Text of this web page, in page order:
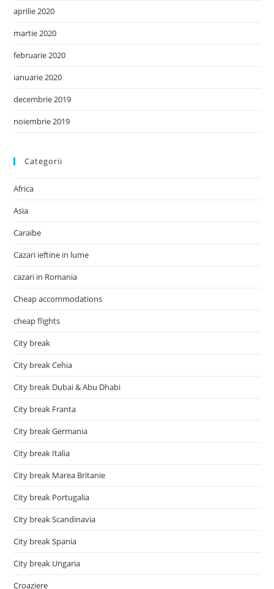
aprilie 2020
martie 2020
februarie 2020
ianuarie 2020
decembrie 2019
noiembrie 2019
Categorii
Africa
Asia
Caraibe
Cazari ieftine in lume
cazari in Romania
Cheap accommodations
cheap flights
City break
City break Cehia
City break Dubai & Abu Dhabi
City break Franta
City break Germania
City break Italia
City break Marea Britanie
City break Portugalia
City break Scandinavia
City break Spania
City break Ungaria
Croaziere